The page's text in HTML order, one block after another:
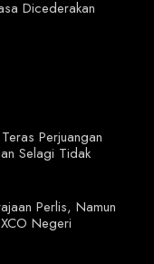
Dicederakan
Perjuangan
Selagi Tidak
Perlis, Namun
Negeri